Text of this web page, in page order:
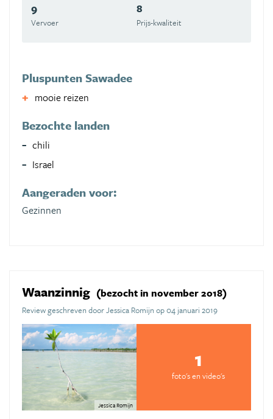
9
Vervoer
8
Prijs-kwaliteit
Pluspunten Sawadee
mooie reizen
Bezochte landen
chili
Israel
Aangeraden voor:
Gezinnen
Waanzinnig (bezocht in november 2018)
Review geschreven door Jessica Romijn op 04 januari 2019
Jessica Romijn
1
foto's en video's